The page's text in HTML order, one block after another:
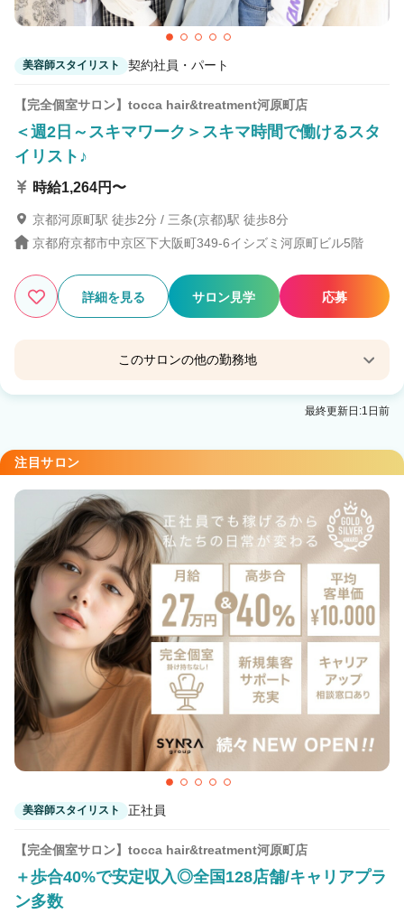
美容師スタイリスト 契約社員・パート
【完全個室サロン】tocca hair&treatment河原町店
＜週2日～スキマワーク＞スキマ時間で働けるスタ
イリスト♪
時給1,264円〜
京都河原町駅 徒歩2分 / 三条(京都)駅 徒歩8分
京都府京都市中京区下大阪町349-6イシズミ河原町ビル5階
詳細を見る サロン見学 応募
このサロンの他の勤務地
【完全個室サロン】tocca hair&treatment河原町
烏丸駅 徒歩3分
Eleanor spa&treatment 四条烏丸
京都河原町駅 徒歩1分
最終更新日:1日前
注目サロン
美容師スタイリスト 正社員
【完全個室サロン】tocca hair&treatment河原町店
＋歩合40%で安定収入◎全国128店舗/キャリアプラ
ン多数